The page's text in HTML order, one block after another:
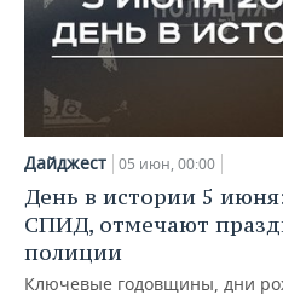
ОТКРЫТАЯ ЛЕКЦИЯ
БАСКЕТБОЛ
КИБЕРСПОРТ
ФИГУРНОЕ КАТАНИЕ
ВОДНЫЕ ВИДЫ СПОРТА
ИНФРАСТРУКТУРА
КУЛЬТУРА
МЕДИЦИНА
ОБРАЗОВАНИЕ
СПРАВОЧНИК
СПИСОК КОМПАНИЙ
ПОЛНАЯ ВЕРСИЯ
Дайджест 05 июн, 00:00
День в истории 5
СПИД, отмечают
полиции
Ключевые годовщины, дни